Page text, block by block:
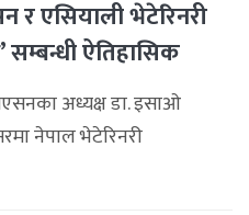
र एसियाली भेटेरिनरी
ऐतिहासिक
अध्यक्ष डा. इसाओ
नेपाल भेटेरिनरी
नयाँ उचाइमा पुर्‍याउँदै